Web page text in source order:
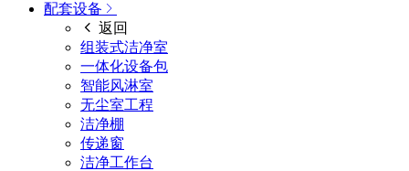
配套设备
返回
组装式洁净室
一体化设备包
智能风淋室
无尘室工程
洁净棚
传递窗
洁净工作台